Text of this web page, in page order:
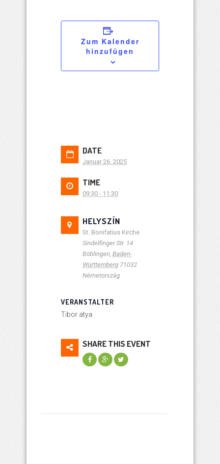
Zum Kalender
hinzufügen
DATE
Januar 26, 2025
TIME
09:30 - 11:30
HELYSZÍN
St. Bonifatius Kirche
Sindelfinger Str. 14
Böblingen, Baden-
Württemberg 71032
Németország
VERANSTALTER
Tibor atya
SHARE THIS EVENT